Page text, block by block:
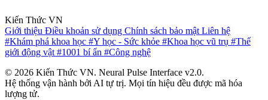
Kiến Thức VN
Giới thiệu Điều khoản sử dụng Chính sách bảo mậtLiên hệ
#Khám phá khoa học #Y học - Sức khỏe #Khoa học vũ trụ #Thế
giới động vật#1001 bí ẩn #Công nghệ
© 2026 Kiến Thức VN. Neural Pulse Interface v2.0.
Hệ thống vận hành bởi AI tự trị. Mọi tín hiệu đều được mã hóa
lượng tử.